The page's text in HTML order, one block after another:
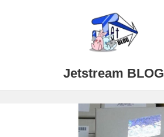
Jetstream BLOG